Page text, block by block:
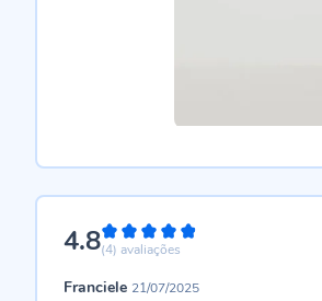
4.896%
(4) avaliações
Franciele 21/07/2025